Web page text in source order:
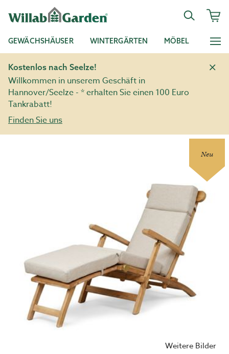
GEWÄCHSHÄUSER WINTERGÄRTEN MÖBEL
Kostenlos nach Seelze!
Willkommen in unserem Geschäft in
Hannover/Seelze - * erhalten Sie einen 100 Euro
Tankrabatt!
Finden Sie uns
Weitere Bilder
Neu